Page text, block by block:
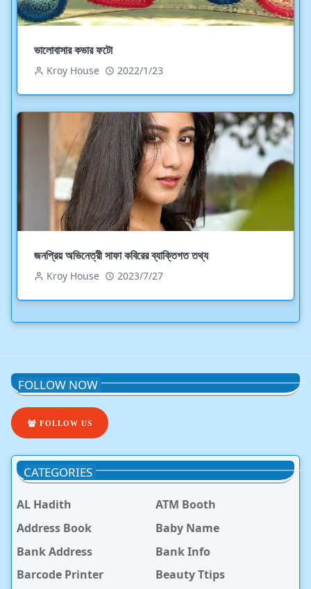
ভালোবাসার কভার ফটো
Kroy House 2022/1/23
জনপ্রিয় অভিনেত্রী সাফা কবিরের ব্যাক্তিগত তথ্য
Kroy House 2023/7/27
FOLLOW NOW
FOLLOW US
CATEGORIES
AL Hadith
ATM Booth
Address Book
Baby Name
Bank Address
Bank Info
Barcode Printer
Beauty Ttips